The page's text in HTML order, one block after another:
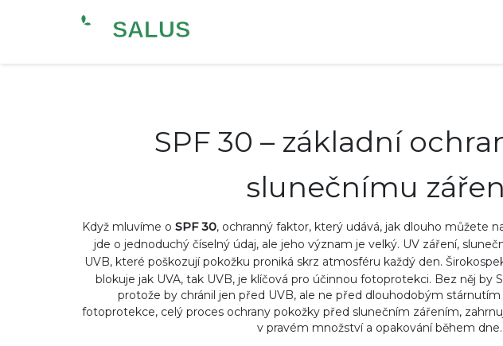
SPF 30 – základní
slunečnímu
Když mluvíme o SPF 30, ochranný faktor, který udává, jak dlouho můžete
jde o jednoduchý číselný údaj, ale jeho význam je velký. UV záření,
UVB, které poškozují pokožku proniká skrz atmosféru každý den.
blokuje jak UVA, tak UVB, je klíčová pro účinnou fotoprotekci. Bez něj by
protože by chránil jen před UVB, ale ne před dlouhodobým
fotoprotekce, celý proces ochrany pokožky před slunečním zářením,
v pravém množství a opakování během dne.